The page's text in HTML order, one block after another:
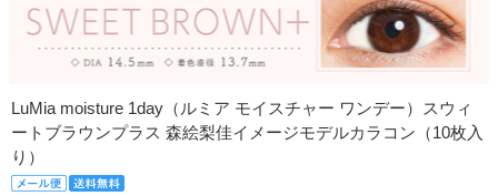
LuMia moisture 1day（ルミア モイスチャー ワンデー）スウィ
ートブラウンプラス 森絵梨佳イメージモデルカラコン（10枚入
り）